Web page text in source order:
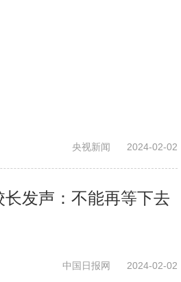
央视新闻 2024-02-02
长发声：不能再等下去
中国日报网 2024-02-02